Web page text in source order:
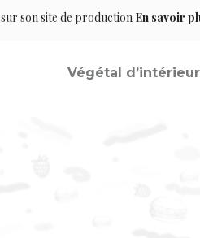
son site de production En savoir
Végétal d’intérieur